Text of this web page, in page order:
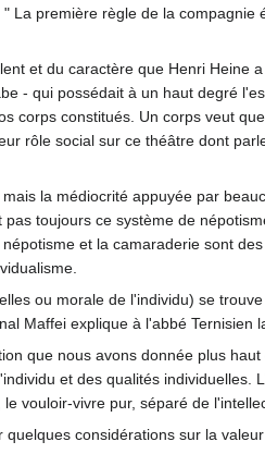
première règle de la
et du caractère que Henri Heine
- qui possédait à un haut degré
corps constitués. Un corps veut
rôle social sur ce théâtre dont
la médiocrité appuyée par
toujours ce système de
et la camaraderie sont
ou morale de l'individu) se
Maffei explique à l'abbé Ternisien
que nous avons donnée plus
et des qualités
vouloir-vivre pur, séparé de
considérations sur la